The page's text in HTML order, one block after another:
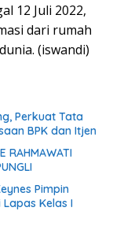
12 Juli 2022,
dari rumah
(iswandi)
Perkuat Tata
BPK dan Itjen
RAHMAWATI
Pimpin
Kelas I